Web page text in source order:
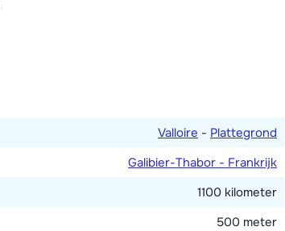
Valloire - Plattegrond
Galibier-Thabor - Frankrijk
1100 kilometer
500 meter